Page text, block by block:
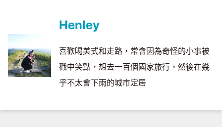
Henley
喜歡喝美式和走路，常會因為奇怪的小事被
戳中笑點，想去一百個國家旅行，然後在幾
乎不太會下雨的城市定居